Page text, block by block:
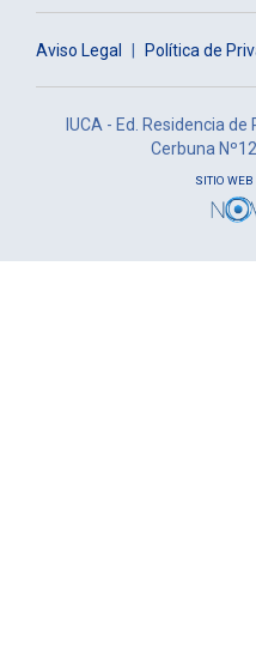
Aviso Legal Política de
IUCA - Ed. Residencia
Cerbuna
SITIO